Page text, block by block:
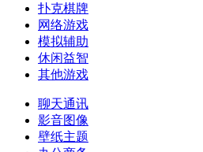
扑克棋牌
网络游戏
模拟辅助
休闲益智
其他游戏
聊天通讯
影音图像
壁纸主题